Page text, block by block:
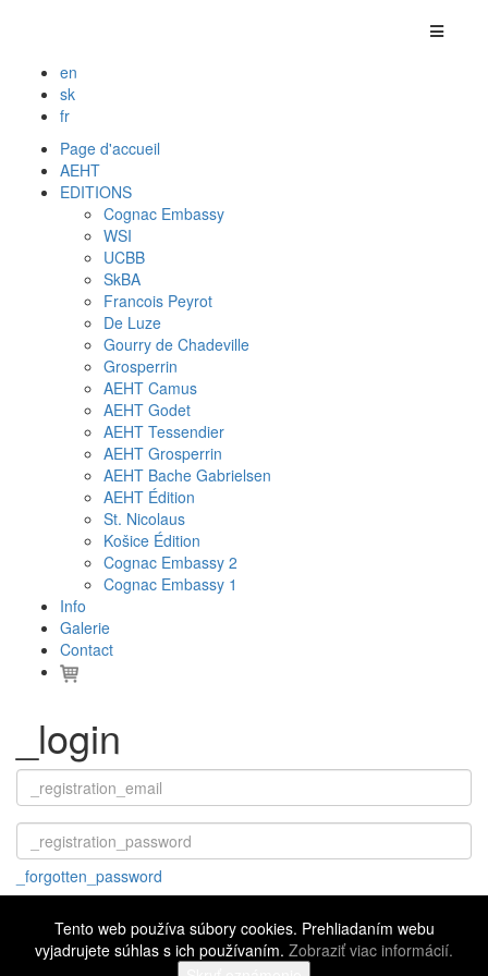
en
sk
fr
Page d'accueil
AEHT
EDITIONS
Cognac Embassy
WSI
UCBB
SkBA
Francois Peyrot
De Luze
Gourry de Chadeville
Grosperrin
AEHT Camus
AEHT Godet
AEHT Tessendier
AEHT Grosperrin
AEHT Bache Gabrielsen
AEHT Édition
St. Nicolaus
Košice Édition
Cognac Embassy 2
Cognac Embassy 1
Info
Galerie
Contact
_login
_forgotten_password
2016 - 2026 Cognac Embassy
Tento web používa súbory cookies. Prehliadaním webu
vyjadrujete súhlas s ich používaním. Zobraziť viac informácií.